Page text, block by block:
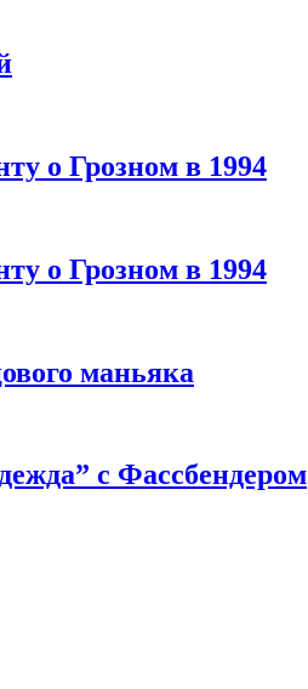
о Грозном в 1994
о Грозном в 1994
маньяка
с Фассбендером